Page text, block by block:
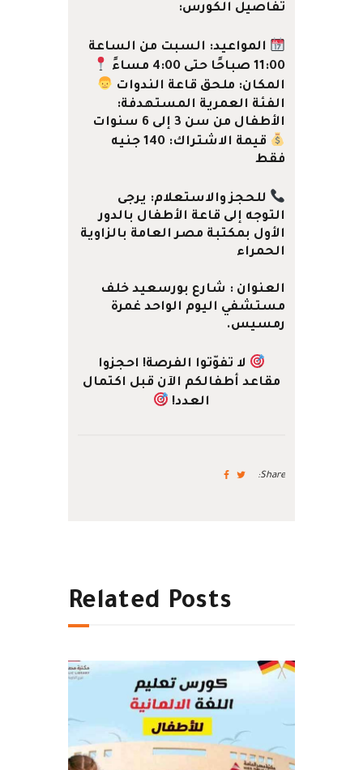
تفاصيل الكورس:
المواعيد: السبت من الساعة
11:00 صباحًا حتى 4:00 مساءً
المكان: ملحق قاعة الندوات
الفئة العمرية المستهدفة:
الأطفال من سن 3 إلى 6 سنوات
قيمة الاشتراك:
140 جنيه
فقط
للحجز والاستعلام: يرجى
التوجه إلى قاعة الأطفال بالدور
الأول بمكتبة مصر العامة بالزاوية
الحمراء
العنوان : شارع بورسعيد خلف
مستشفي اليوم الواحد غمرة
رمسيس.
لا تفوّتوا الفرصة! احجزوا
مقاعد أطفالكم الآن قبل اكتمال
العدد!
Share:
Related Posts